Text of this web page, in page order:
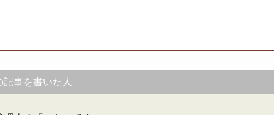
記事を書いた人